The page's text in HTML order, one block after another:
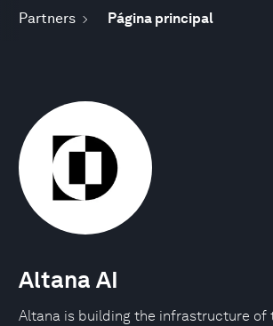
Partners Página principal
Altana AI
Altana is building the infrastructure of